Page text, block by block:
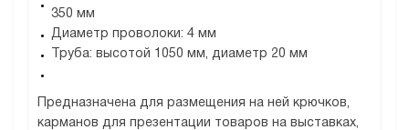
350 мм
Диаметр проволоки: 4 мм
Труба: высотой 1050 мм, диаметр 20 мм
Предназначена для размещения на ней крючков,
карманов для презентации товаров на выставках,